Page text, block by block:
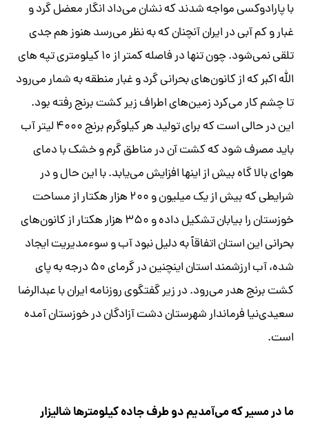
با پارادوکسی مواجه شدند که نشان می‌داد انگار معضل گرد و
غبار و کم آبی در ایران آنچنان که به نظر می‌رسد هنوز هم جدی
تلقی نمی‌شود. چون تنها در فاصله کمتر از ۱۰ کیلومتری تپه های‌
الله اکبر که از کانون‌های بحرانی گرد و غبار منطقه به شمار می‌رود
تا چشم کار می‌کرد زمین‌های اطراف زیر کشت برنج رفته بود.
این در حالی است که برای تولید هر کیلوگرم برنج ۴۰۰۰ لیتر آب
باید مصرف شود که کشت آن در مناطق گرم و خشک با دمای
هوای بالا گاه بیش از اینها افزایش می‌یابد. با این حال و در
شرایطی که بیش از یک میلیون و ۲۰۰ هزار هکتار از مساحت
خوزستان را بیابان تشکیل داده و ۳۵۰ هزار هکتار از کانون‌های
بحرانی این استان اتفاقاً به دلیل نبود آب و سوءمدیریت ایجاد
شده، آب ارزشمند استان اینچنین در گرمای ۵۰ درجه به پای
کشت برنج هدر می‌رود. در زیر گفتگوی روزنامه ایران با عبدالرضا
سعیدی‌نیا فرماندار شهرستان دشت آزادگان در خوزستان آمده
است.
ما در مسیر که می‌آمدیم دو طرف جاده کیلومترها شالیزار